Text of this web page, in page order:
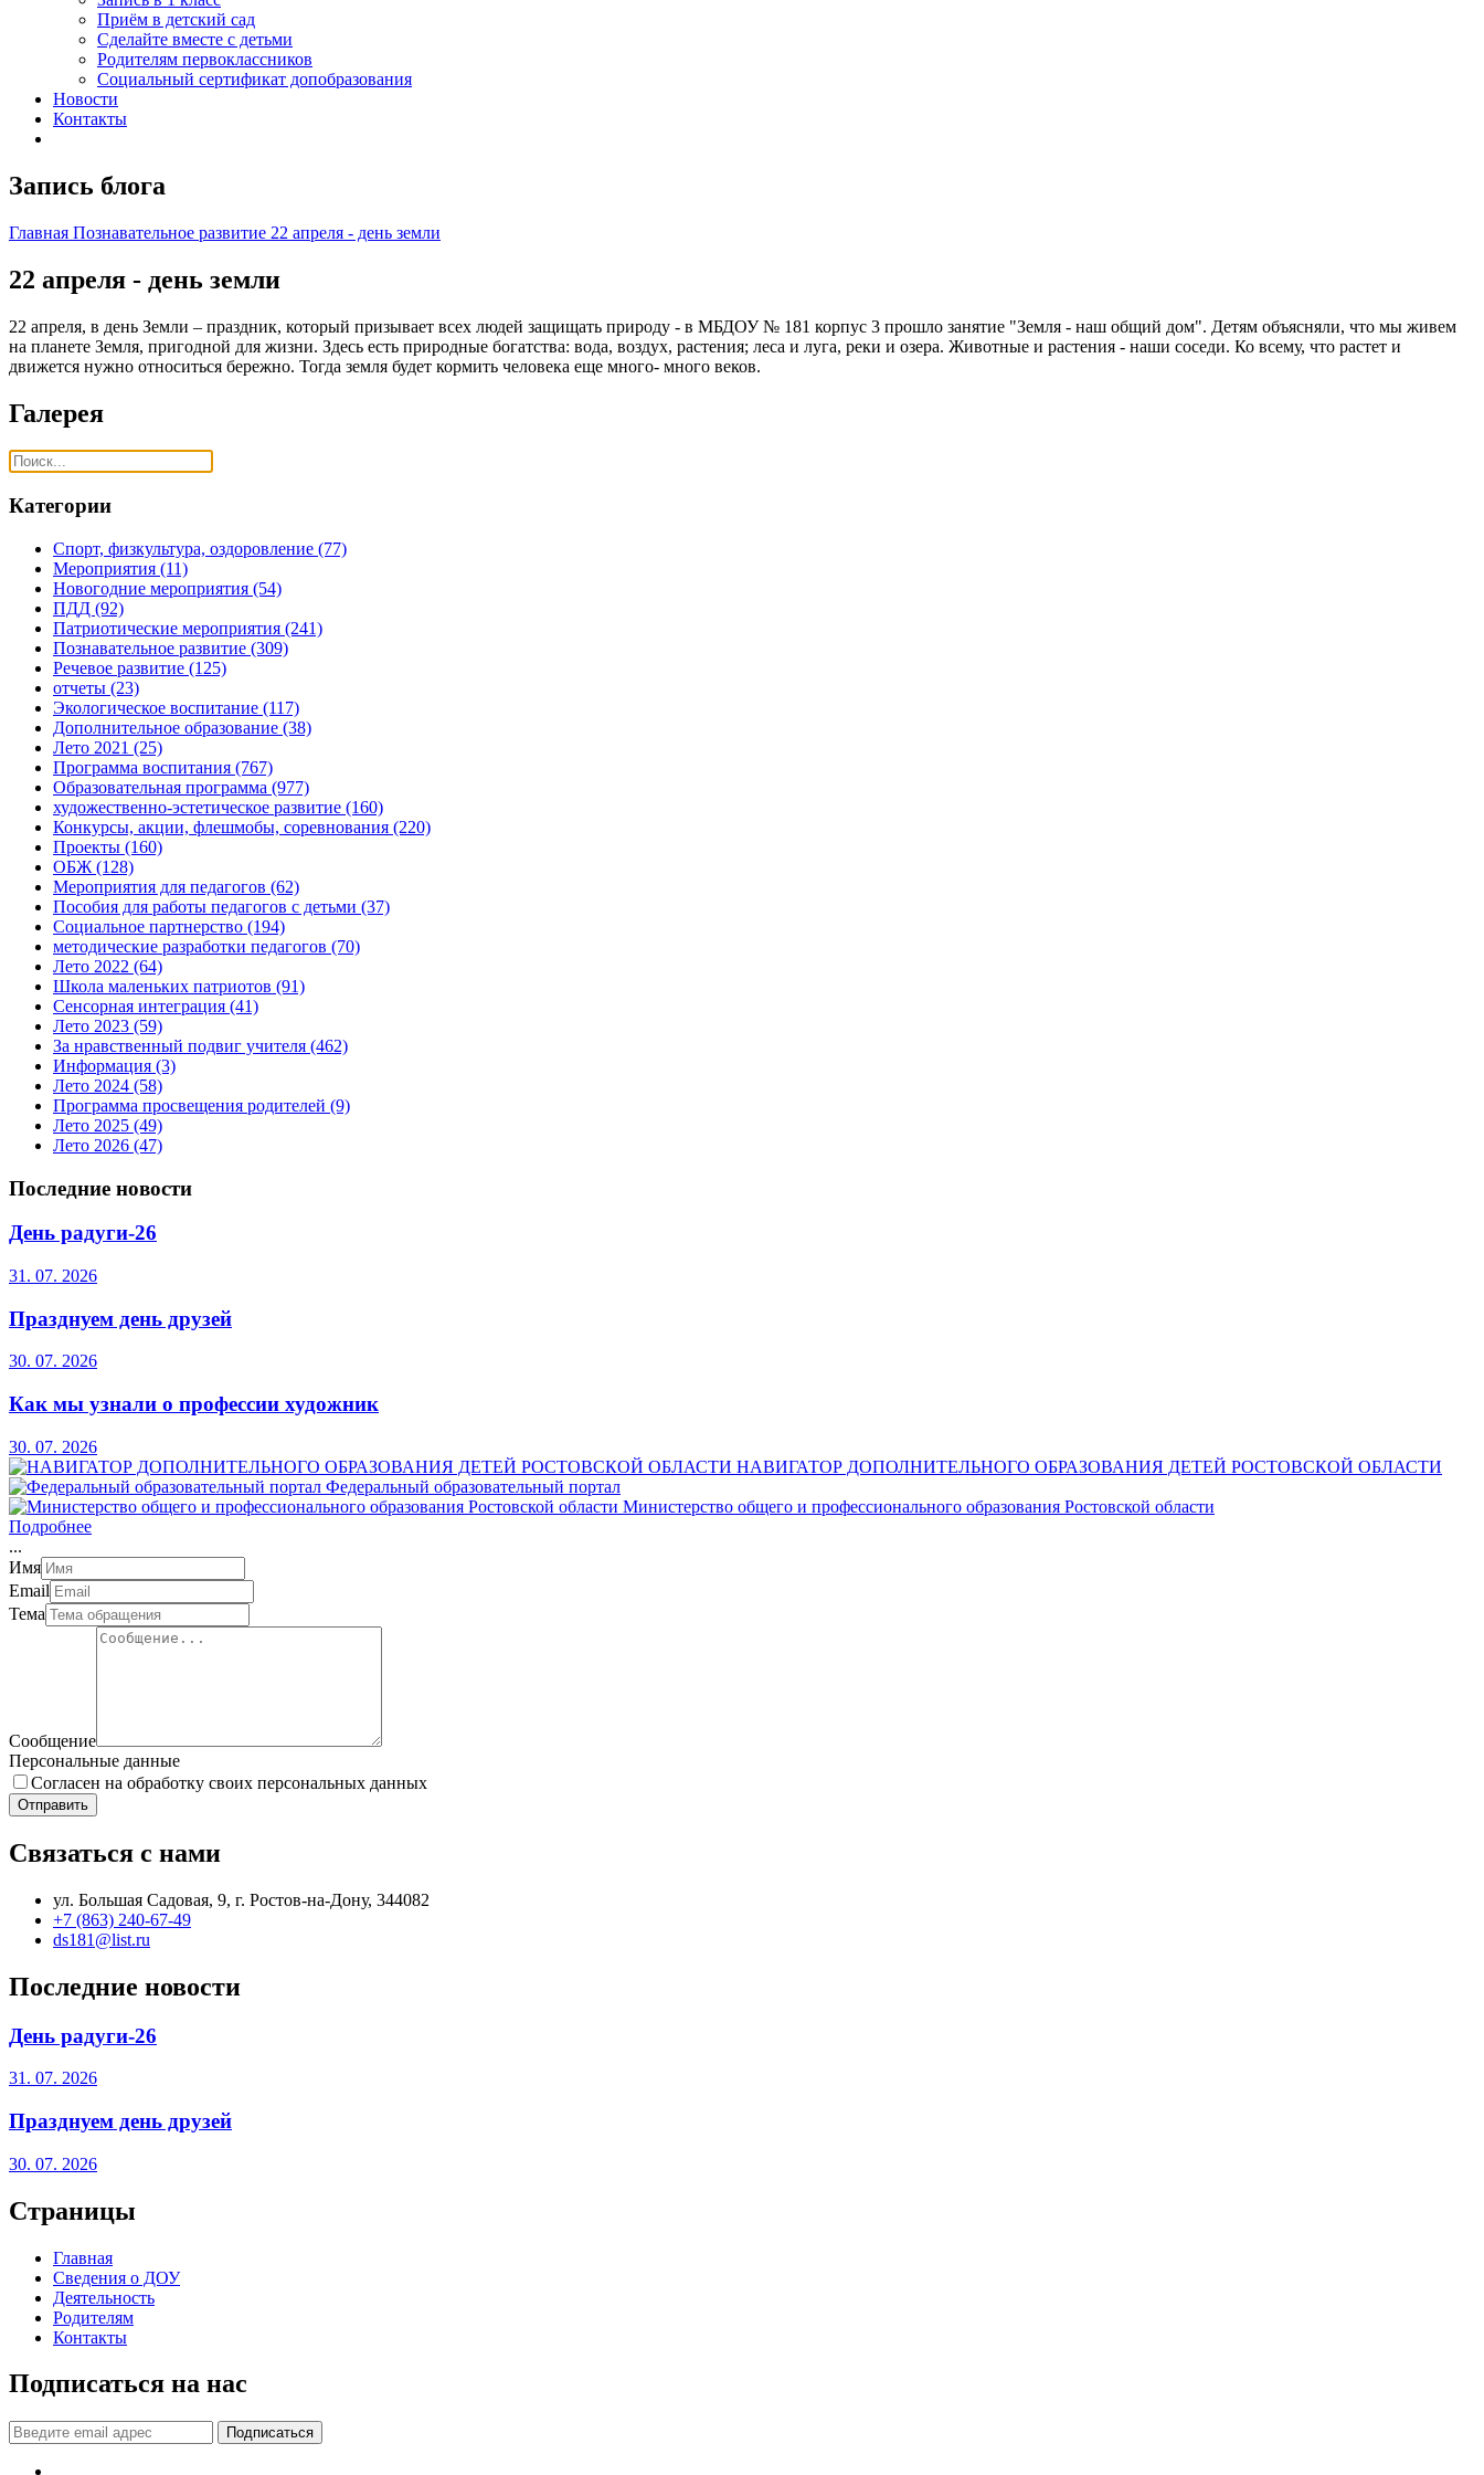
Приём в детский сад
Сделайте вместе с детьми
Родителям первоклассников
Социальный сертификат допобразования
Новости
Контакты
Запись блога
Главная Познавательное развитие 22 апреля - день земли
22 апреля - день земли
22 апреля, в день Земли – праздник, который призывает всех людей защищать природу - в МБДОУ № 181 корпус 3 прошло занятие "Земля - наш общий дом". Детям объясняли, что мы живем
на планете Земля, пригодной для жизни. Здесь есть природные богатства: вода, воздух, растения; леса и луга, реки и озера. Животные и растения - наши соседи. Ко всему, что растет и
движется нужно относиться бережно. Тогда земля будет кормить человека еще много- много веков.
Галерея
Категории
Спорт, физкультура, оздоровление (77)
Мероприятия (11)
Новогодние мероприятия (54)
ПДД (92)
Патриотические мероприятия (241)
Познавательное развитие (309)
Речевое развитие (125)
отчеты (23)
Экологическое воспитание (117)
Дополнительное образование (38)
Лето 2021 (25)
Программа воспитания (767)
Образовательная программа (977)
художественно-эстетическое развитие (160)
Конкурсы, акции, флешмобы, соревнования (220)
Проекты (160)
ОБЖ (128)
Мероприятия для педагогов (62)
Пособия для работы педагогов с детьми (37)
Социальное партнерство (194)
методические разработки педагогов (70)
Лето 2022 (64)
Школа маленьких патриотов (91)
Сенсорная интеграция (41)
Лето 2023 (59)
За нравственный подвиг учителя (462)
Информация (3)
Лето 2024 (58)
Программа просвещения родителей (9)
Лето 2025 (49)
Лето 2026 (47)
Последние новости
День радуги-26
31. 07. 2026
Празднуем день друзей
30. 07. 2026
Как мы узнали о профессии художник
30. 07. 2026
НАВИГАТОР ДОПОЛНИТЕЛЬНОГО ОБРАЗОВАНИЯ ДЕТЕЙ РОСТОВСКОЙ ОБЛАСТИ
Федеральный образовательный портал
Министерство общего и профессионального образования Ростовской области
Подробнее
...
Имя
Email
Тема
Сообщение
Персональные данные
Согласен на обработку своих персональных данных
Отправить
Связаться с нами
ул. Большая Садовая, 9, г. Ростов-на-Дону, 344082
+7 (863) 240-67-49
ds181@list.ru
Последние новости
День радуги-26
31. 07. 2026
Празднуем день друзей
30. 07. 2026
Страницы
Главная
Сведения о ДОУ
Деятельность
Родителям
Контакты
Подписаться на нас